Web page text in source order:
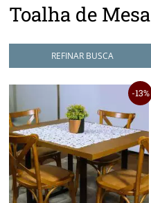
Toalha de
REFINAR BUSCA
13%